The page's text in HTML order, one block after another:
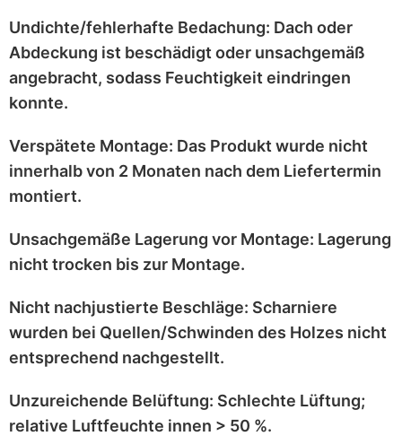
Undichte/fehlerhafte Bedachung: Dach oder
Abdeckung ist beschädigt oder unsachgemäß
angebracht, sodass Feuchtigkeit eindringen
konnte.
Verspätete Montage: Das Produkt wurde nicht
innerhalb von 2 Monaten nach dem Liefertermin
montiert.
Unsachgemäße Lagerung vor Montage: Lagerung
nicht trocken bis zur Montage.
Nicht nachjustierte Beschläge: Scharniere
wurden bei Quellen/Schwinden des Holzes nicht
entsprechend nachgestellt.
Unzureichende Belüftung: Schlechte Lüftung;
relative Luftfeuchte innen > 50 %.